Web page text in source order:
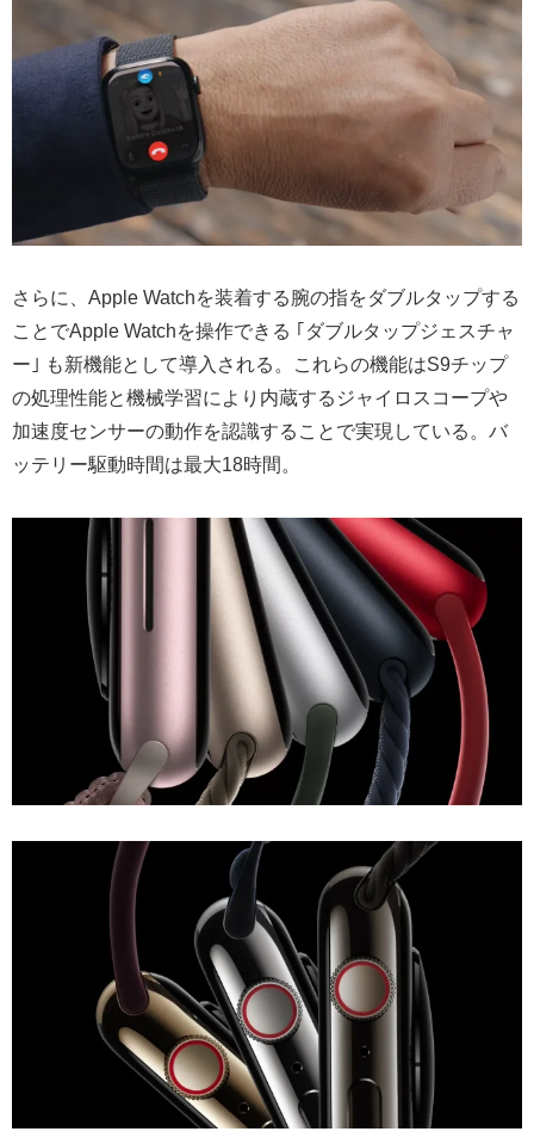
さらに、Apple Watchを装着する腕の指をダブルタップする
ことでApple Watchを操作できる ｢ダブルタップジェスチャ
ー｣ も新機能として導入される。これらの機能はS9チップ
の処理性能と機械学習により内蔵するジャイロスコープや
加速度センサーの動作を認識することで実現している。バ
ッテリー駆動時間は最大18時間。